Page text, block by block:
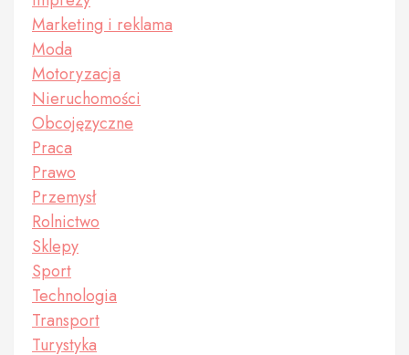
Marketing i reklama
Moda
Motoryzacja
Nieruchomości
Obcojęzyczne
Praca
Prawo
Przemysł
Rolnictwo
Sklepy
Sport
Technologia
Transport
Turystyka